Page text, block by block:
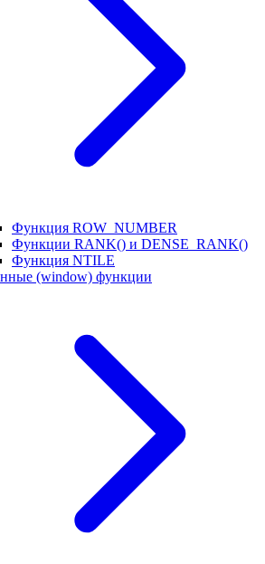
Функция ROW_NUMBER
Функции RANK() и DENSE_RANK()
Функция NTILE
(window) функции